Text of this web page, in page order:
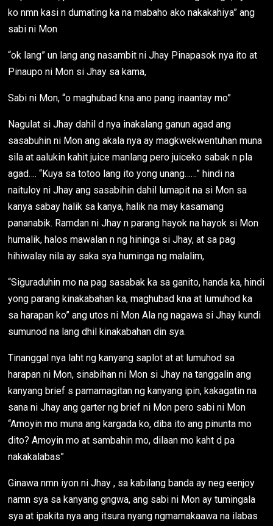
ko nmn kasi n dumating ka na mabaho ako nakakahiya” ang
sabi ni Mon
“ok lang” un lang ang nasambit ni Jhay Pinapasok nya ito at
Pinaupo ni Mon si Jhay sa kama,
Sabi ni Mon, “o maghubad kna ano pang inaantay mo”
Nagulat si Jhay dahil d nya inakalang ganun agad ang
sasabuhin ni Mon ang akala nya ay magkwekwentuhan muna
sila at aalukin kahit juice manlang pero juiceko sabak n pla
agad…. “Kuya sa totoo lang ito yong unang……” hindi na
naituloy ni Jhay ang sasabihin dahil lumapit na si Mon sa
kanya sabay halik sa kanya, halik na may kasamang
pananabik. Ramdan ni Jhay n parang hayok na hayok si Mon
humalik, halos mawalan n ng hininga si Jhay, at sa pag
hihiwalay nila ay saka sya huminga ng malalim,
“Siguraduhin mo na pag sasabak ka sa ganito, handa ka, hindi
yong parang kinakabahan ka, maghubad kna at lumuhod ka
sa harapan ko” ang utos ni Mon Ala ng nagawa si Jhay kundi
sumunod na lang dhil kinakabahan din sya.
Tinanggal nya laht ng kanyang saplot at at lumuhod sa
harapan ni Mon, sinabihan ni Mon si Jhay na tanggalin ang
kanyang brief s pamamagitan ng kanyang ipin, kakagatin na
sana ni Jhay ang garter ng brief ni Mon pero sabi ni Mon
“Amoyin mo muna ang kargada ko, diba ito ang pinunta mo
dito? Amoyin mo at sambahin mo, dilaan mo kaht d pa
nakakalabas”
Ginawa nmn iyon ni Jhay , sa kabilang banda ay neg eenjoy
namn sya sa kanyang gngwa, ang sabi ni Mon ay tumingala
sya at ipakita nya ang itsura nyang ngmamakaawa na ilabas